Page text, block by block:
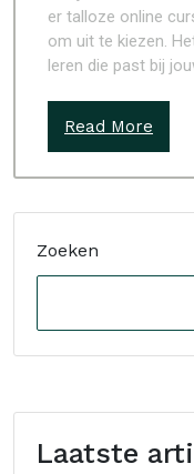
er talloze online
om uit te kiezen.
leren die past bij
Read More
Zoeken
Laatste